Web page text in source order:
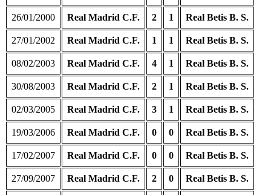
26/01/2000 Real Madrid C.F. 2 1 Real Betis B. S.
27/01/2002 Real Madrid C.F. 1 1 Real Betis B. S.
08/02/2003 Real Madrid C.F. 4 1 Real Betis B. S.
30/08/2003 Real Madrid C.F. 2 1 Real Betis B. S.
02/03/2005 Real Madrid C.F. 3 1 Real Betis B. S.
19/03/2006 Real Madrid C.F. 0 0 Real Betis B. S.
17/02/2007 Real Madrid C.F. 0 0 Real Betis B. S.
27/09/2007 Real Madrid C.F. 2 0 Real Betis B. S.